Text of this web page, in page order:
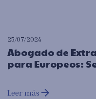
25/07/2024
Abogado de
para Europeos:
Leer más arrow_forward